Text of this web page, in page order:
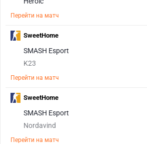
Перейти на матч
SMASH Esport
K23
Перейти на матч
SweetHome
SMASH Esport
Nordavind
Перейти на матч
SweetHome